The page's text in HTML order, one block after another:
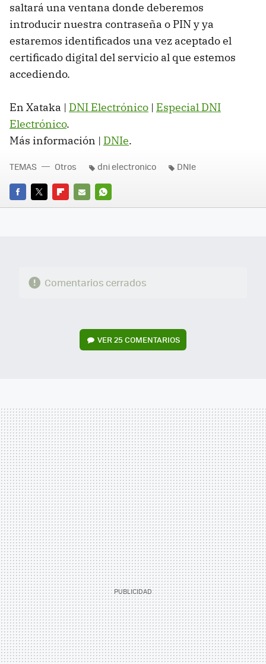
saltará una ventana donde deberemos
introducir nuestra contraseña o PINy ya
estaremos identificados una vez aceptado el
certificado digital del servicio al que estemos
accediendo.
En Xataka | DNI Electrónico | Especial DNI
Electrónico.
Más información | DNIe.
FACEBOOK
TWITTERFLIPBOARD
E-
WHATSAPP
TEMAS Otros dni electronico DNIe
Comentarios cerrados
VER25 COMENTARIOS